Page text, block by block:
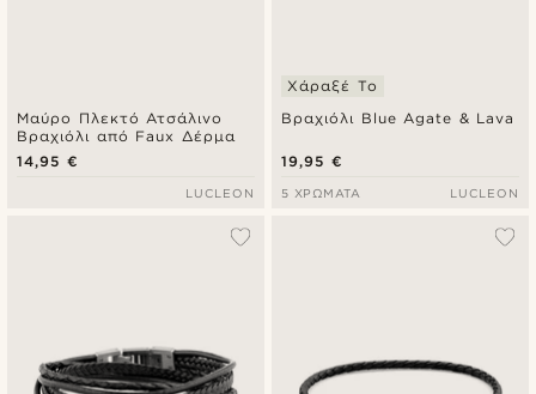
Μαύρο Πλεκτό Ατσάλινο
Βραχιόλι από Faux Δέρμα
14,95 €
LUCLEON
Βραχιόλι Blue Agate & Lava
Χάραξέ Το
19,95 €
5 ΧΡΏΜΑΤΑ LUCLEON